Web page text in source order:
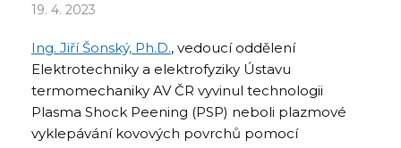
19. 4. 2023
Ing. Jiří Šonský, Ph.D., vedoucí oddělení
Elektrotechniky a elektrofyziky Ústavu
termomechaniky AV ČR vyvinul technologii
Plasma Shock Peening (PSP) neboli plazmové
vyklepávání kovových povrchů pomocí